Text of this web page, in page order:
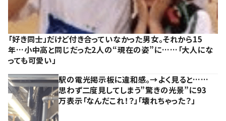
「好き同士」だけど付き合っていなかった男女。それから15
年…小中高と同じだった2人の“現在の姿”に……「大人にな
っても可愛い」
駅の電光掲示板に違和感。→よく見ると……
思わず二度見してしまう”驚きの光景”に93
万表示「なんだこれ！？」「壊れちゃった？」